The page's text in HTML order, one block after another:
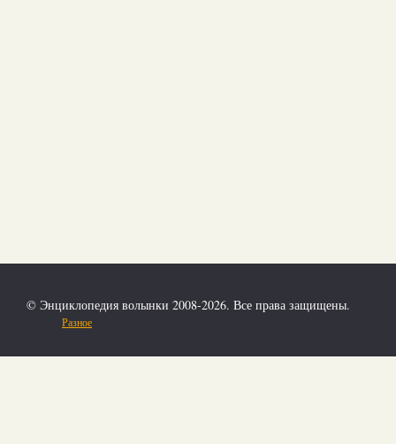
© Энциклопедия волынки 2008-2026. Все права защищены.
Разное